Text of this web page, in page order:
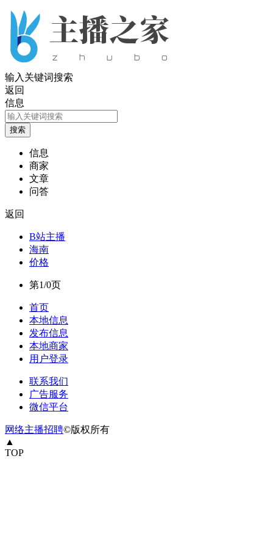
输入关键词搜索
返回
信息
信息
商家
文章
问答
返回
B站主播
海南
价格
第1/0页
首页
本地信息
发布信息
本地商家
用户登录
联系我们
广告服务
微信平台
网络主播招聘©版权所有
▲
TOP